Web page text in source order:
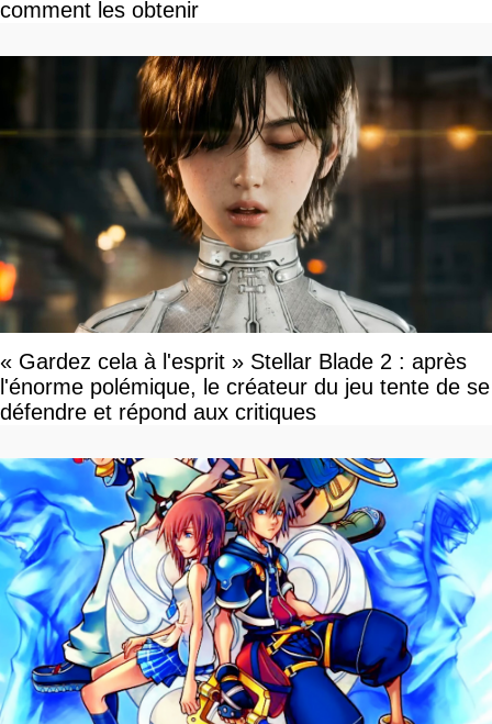
comment les obtenir
« Gardez cela à l'esprit » Stellar Blade 2 : après
l'énorme polémique, le créateur du jeu tente de se
défendre et répond aux critiques